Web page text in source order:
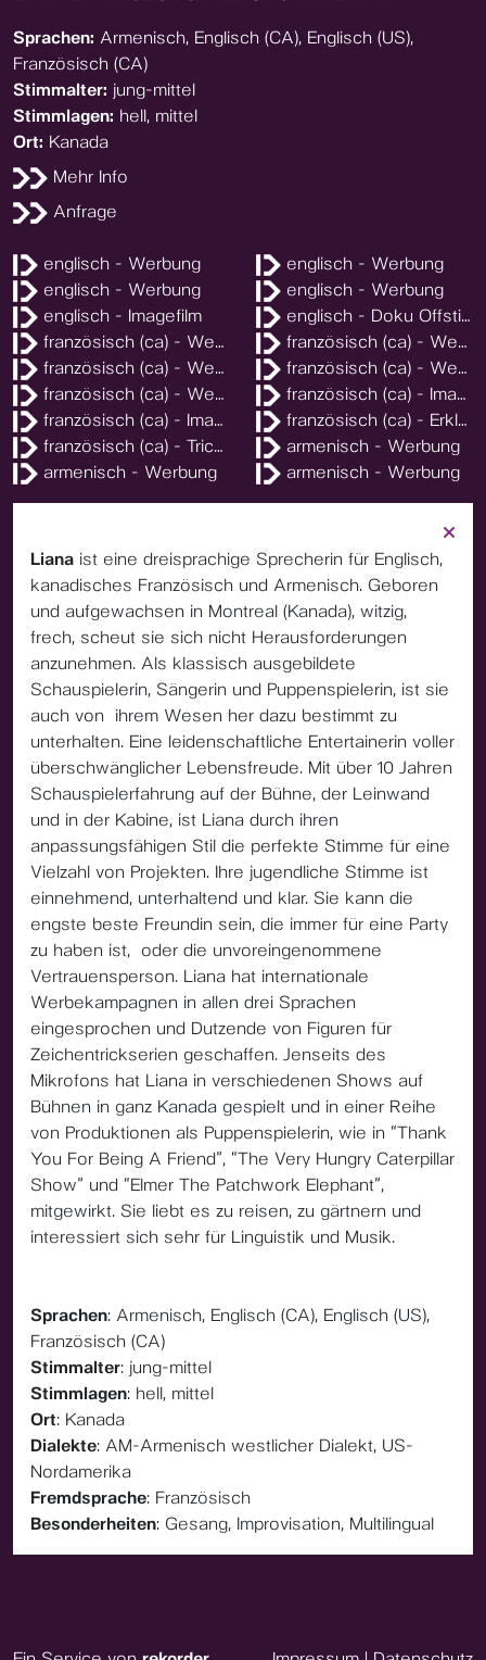
Liana ist eine dreisprachige Sprecherin für Englisch,
kanadisches Französisch und Armenisch. Geboren
und aufgewachsen in Montreal (Kanada), witzig,
frech, scheut sie sich nicht Herausforderungen
anzunehmen. Als klassisch ausgebildete
Schauspielerin, Sängerin und Puppenspielerin, ist sie
auch von ihrem Wesen her dazu bestimmt zu
unterhalten. Eine leidenschaftliche Entertainerin voller
überschwänglicher Lebensfreude. Mit über 10 Jahren
Schauspielerfahrung auf der Bühne, der Leinwand
und in der Kabine, ist Liana durch ihren
anpassungsfähigen Stil die perfekte Stimme für eine
Vielzahl von Projekten. Ihre jugendliche Stimme ist
einnehmend, unterhaltend und klar. Sie kann die
engste beste Freundin sein, die immer für eine Party
zu haben ist, oder die unvoreingenommene
Vertrauensperson. Liana hat internationale
Werbekampagnen in allen drei Sprachen
eingesprochen und Dutzende von Figuren für
Zeichentrickserien geschaffen. Jenseits des
Mikrofons hat Liana in verschiedenen Shows auf
Bühnen in ganz Kanada gespielt und in einer Reihe
von Produktionen als Puppenspielerin, wie in “Thank
You For Being A Friend”, “The Very Hungry Caterpillar
Show” und “Elmer The Patchwork Elephant”,
mitgewirkt. Sie liebt es zu reisen, zu gärtnern und
interessiert sich sehr für Linguistik und Musik.
Sprachen: Armenisch, Englisch (CA), Englisch (US),
Französisch (CA)
Stimmalter: jung-mittel
Stimmlagen: hell, mittel
Ort: Kanada
Dialekte: AM-Armenisch westlicher Dialekt, US-
Nordamerika
Fremdsprache: Französisch
Besonderheiten: Gesang, Improvisation, Multilingual
Sprachen: Armenisch, Englisch (CA), Englisch (US),
Französisch (CA)
Stimmalter: jung-mittel
Stimmlagen: hell, mittel
Ort: Kanada
Mehr Info
Anfrage
englisch - Werbung
englisch - Werbung
englisch - Werbung
englisch - Werbung
englisch - Imagefilm
englisch - Doku Offstimme
französisch (ca) - Werbung
französisch (ca) - Werbung
französisch (ca) - Werbung
französisch (ca) - Werbung
französisch (ca) - Werbung
französisch (ca) - Imagefilm
französisch (ca) - Imagefilm
französisch (ca) - Erklärfilm
französisch (ca) - Trickstimmen
armenisch - Werbung
armenisch - Werbung
armenisch - Werbung